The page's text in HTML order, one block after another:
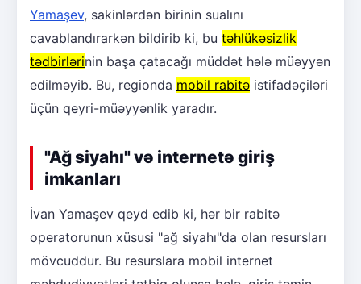
Yamaşev, sakinlərdən birinin sualını
cavablandırarkən bildirib ki, bu təhlükəsizlik
tədbirlərinin başa çatacağı müddət hələ müəyyən
edilməyib. Bu, regionda mobil rabitə istifadəçiləri
üçün qeyri-müəyyənlik yaradır.
"Ağ siyahı" və internetə giriş
imkanları
İvan Yamaşev qeyd edib ki, hər bir rabitə
operatorunun xüsusi "ağ siyahı"da olan resursları
mövcuddur. Bu resurslara mobil internet